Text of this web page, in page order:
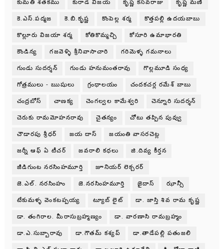
కుమతీ శతకము కురాడ విజయ కృష్ణ కసవరాజు కృష్ణ మణి
కె.ఎస్.పద్మజ కె.బి.కృష్ణ కొంపెల్ల శర్మ కొత్తపల్లి ఉదయబాబు
కొల్లూరు విజయా శర్మ కోతికొమ్మచ్చి కోసూరి ఉమాభారతి
కౌండిన్య గజవెళ్ళి శ్రీనివాసాచారి గరిమెళ్ళ గమనాలు
గుండు సుదర్శన్ గుండు హనుమంతరావు గొల్లమూడి సంధ్య
గోత్రములు - ఋషులు గ్రంధాలయం చందకచర్ల రమేశ్ బాబు
చంద్రబోస్ చాణక్య చెంగల్వల కామేశ్వరి చెన్నూరి సుదర్శన్
చెరుకు రామమోహనరావు చైతన్యం చోటు తప్పిన పువ్వు
చౌడారపు శ్రీధర్ జయ దాస్ జయంతి వాసరచెట్ల
జర్నీ ఆఫ్ ఏ టీచర్ జవరాలి కధలు జి.దివ్య కీర్తన
జీడిగుంట నరసింహమూర్తి జూనియర్ లెక్చరర్
జె.ఎల్. నరసింహం జె.నరసింహమూర్తి జైదాస్ ఝాన్సీ
టేకుమళ్ళ వెంకటప్పయ్య ట్యూబ్ లైట్ డా. జాస్తి శివ రామ కృష్ణ
డా. తంగిరాల. మీరాసుబ్రహ్మణ్యం డా. వారణాసి రామబ్రహ్మం
డా.ఎ.సుబ్బారావు డా.గౌతమ్ కశ్యప్ డా.తాడేపల్లి పతంజలి